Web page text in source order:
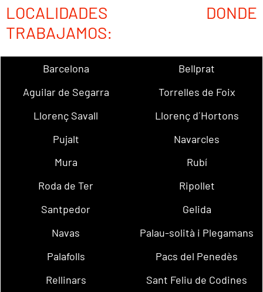
LOCALIDADES DONDE
TRABAJAMOS:
Barcelona
Bellprat
Aguilar de Segarra
Torrelles de Foix
Llorenç Savall
Llorenç d´Hortons
Pujalt
Navarcles
Mura
Rubí
Roda de Ter
Ripollet
Santpedor
Gelida
Navas
Palau-solità i Plegamans
Palafolls
Pacs del Penedès
Rellinars
Sant Feliu de Codines